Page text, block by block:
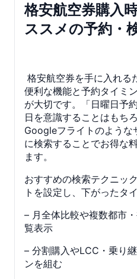
格安航空券購入
ススメの予約・
格安航空券を手に入れる
便利な機能と予約タイミ
が大切です。「日曜日予
日を意識することはもち
Googleフライトのような
に検索することでお得な
ます。
おすすめの検索テクニッ
トを設定し、下がったタ
– 月全体比較や複数都市
覧表示
– 分割購入やLCC・乗り
ンを組む